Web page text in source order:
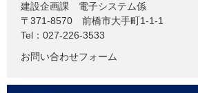
建設企画課
電子システム係
〒371-8570
前橋市大手町1-1-1
Tel：027-226-3533
お問い合わせフォーム